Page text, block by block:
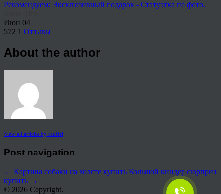
Рекомендуем: Эксклюзивный подарок - Статуэтка по фото.
Июн 04
572 1 Отзывы
About the author
View all articles by rauffri
Post navigation
← Картина собаки на холсте купить Большой киндер сюрприз
купить →
© 2026 Copyright.